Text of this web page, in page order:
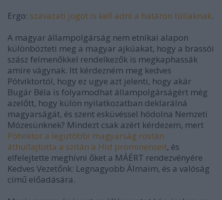
Ergo: szavazati jogot is kell adni a határon túliaknak.
A magyar állampolgárság nem etnikai alapon
különbözteti meg a magyar ajkúakat, hogy a brassói
szász felmenőkkel rendelkezők is megkaphassák
amire vágynak. Itt kérdezném meg kedves
Pótviktortól, hogy ez ugye azt jelenti, hogy akár
Bugár Béla is folyamodhat állampolgárságért még
azelőtt, hogy külön nyilatkozatban deklarálná
magyarságát, és szent esküvéssel hódolna Nemzeti
Mózesünknek? Mindezt csak azért kérdezem, mert
Pótviktor a legutóbbi magyarság rostán
áthullajtotta a szitán a Híd prominenseit, és
elfelejtette meghívni őket a MÁÉRT rendezvényére
Kedves Vezetőnk: Legnagyobb Álmaim, és a valóság
című előadására.